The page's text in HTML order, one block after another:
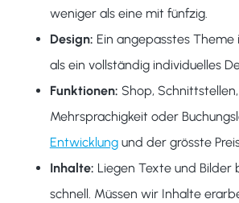
weniger als eine mit fünfzig.
Design: Ein angepasstes Theme
als ein vollständig individuelles
Funktionen: Shop, Schnittstellen,
Mehrsprachigkeit oder
Entwicklungund der grösste
Inhalte: Liegen Texte und Bilder
schnell. Müssen wir Inhalte